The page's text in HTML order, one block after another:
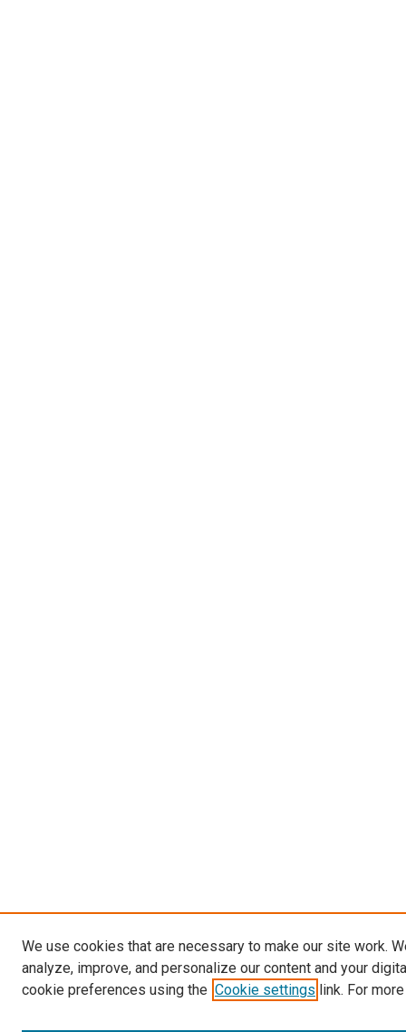
We use cookies that are necessary to make our site work.
analyze, improve, and personalize our content and your
cookie preferences using the Cookie settings link. For